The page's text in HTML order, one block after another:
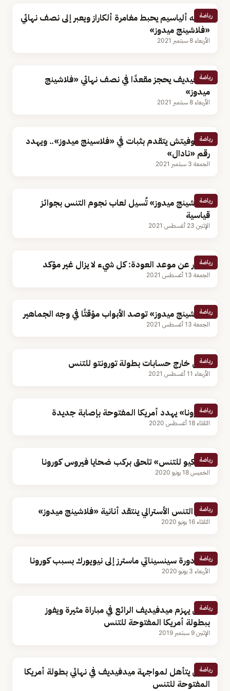
رياضة
أوجيه ألياسيم يحبط مغامرة ألكاراز ويعبر إلى نصف نهائي
«فلاشينج ميدوز»
الأربعاء 8 سبتمبر 2021
رياضة
ميدفيديف يحجز مقعدًا في نصف نهائي «فلاشينج
ميدوز»
الأربعاء 8 سبتمبر 2021
رياضة
ديوكوفيتش يتقدم بثبات في «فلاسينج ميدوز».. ويهدد
رقم «نادال»
الجمعة 3 سبتمبر 2021
رياضة
«فلاشينج ميدوز» تُسيل لعاب نجوم التنس بجوائز
قياسية
الإثنين 23 أغسطس 2021
رياضة
فيدرر عن موعد العودة: كل شيء لا يزال غير مؤكد
الجمعة 13 أغسطس 2021
رياضة
«فلاشينج ميدوز» توصد الأبواب مؤقتًا في وجه الجماهير
الجمعة 13 أغسطس 2021
رياضة
نادال خارج حسابات بطولة تورونتو للتنس
الأربعاء 11 أغسطس 2021
رياضة
«كورونا» يهدد أمريكا المفتوحة بإصابة جديدة
الثلاثاء 18 أغسطس 2020
رياضة
«طوكيو للتنس» تلحق بركب ضحايا فيروس كورونا
الخميس 18 يونيو 2020
رياضة
نجم التنس الأسترالي ينتقد أنانية «فلاشينج ميدوز»
الثلاثاء 16 يونيو 2020
رياضة
نقل دورة سينسيناتي ماسترز إلى نيويورك بسبب كورونا
الأربعاء 3 يونيو 2020
رياضة
نادال يهزم ميدفيديف الرائع في مباراة مثيرة ويفوز
ببطولة أمريكا المفتوحة للتنس
الإثنين 9 سبتمبر 2019
رياضة
نادال يتأهل لمواجهة ميدفيديف في نهائي بطولة أمريكا
المفتوحة للتنس